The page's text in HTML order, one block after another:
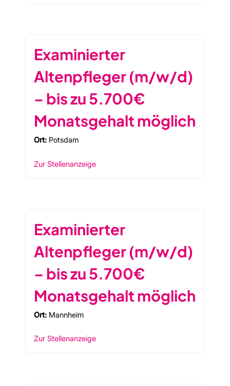
Examinierter
Altenpfleger (m/w/d)
– bis zu 5.700€
Monatsgehalt möglich
Ort: Potsdam
Zur Stellenanzeige
Examinierter
Altenpfleger (m/w/d)
– bis zu 5.700€
Monatsgehalt möglich
Ort: Mannheim
Zur Stellenanzeige